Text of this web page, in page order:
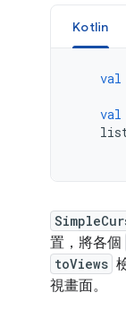
Kotlin
val
val
置，將各個
toViews
視畫面。